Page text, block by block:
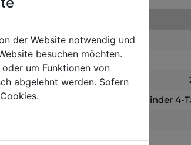
1-Zylinder 4-
der Website notwendig und
besuchen möchten.
um Funktionen von
abgelehnt werden. Sofern